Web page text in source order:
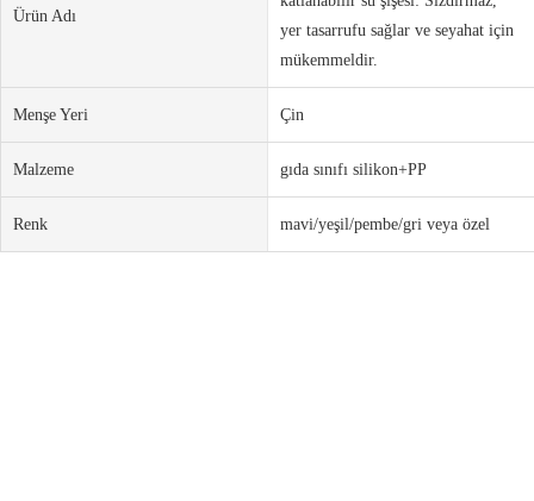
Ürün Adı
yer tasarrufu sağlar ve seyahat için
mükemmeldir.
Menşe Yeri Çin
Malzeme gıda sınıfı silikon+PP
Renk mavi/yeşil/pembe/gri veya özel